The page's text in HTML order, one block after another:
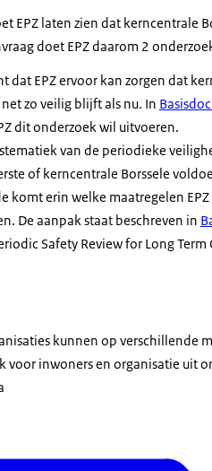
EPZ laten zien dat kerncentrale
doet EPZ daarom 2
dat EPZ ervoor kan zorgen dat
zo veilig blijft als nu. In
dit onderzoek wil uitvoeren.
van de periodieke
of kerncentrale Borssele
komt erin welke maatregelen
De aanpak staat beschreven in
Safety Review for Long
kunnen op verschillende
voor inwoners en organisatie uit